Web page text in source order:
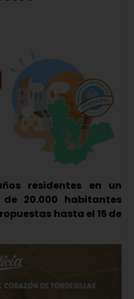
residentes en un
20.000 habitantes
hasta el 15 de